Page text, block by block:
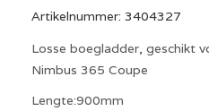
Artikelnummer: 3404327
Losse boegladder, geschikt
Nimbus 365 Coupe
Lengte:900mm